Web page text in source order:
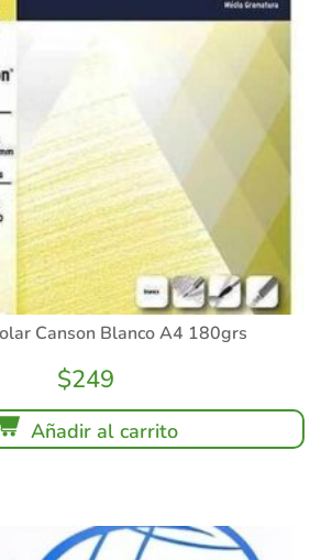
Canson Blanco A4 180grs
$249
Añadir al carrito